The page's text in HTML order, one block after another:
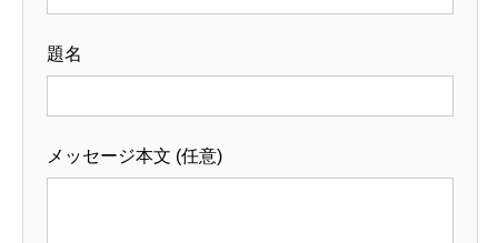
題名
メッセージ本文 (任意)